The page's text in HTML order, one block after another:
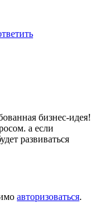
бизнес-идея!
а если
развиваться
авторизоваться.